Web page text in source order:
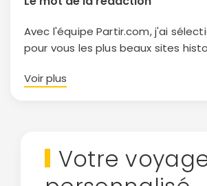
Avec l'équipe Partir.com, j'ai
pour vous les plus beaux sites
Voir plus
Votre